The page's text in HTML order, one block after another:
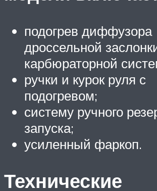
подогрев диффузора
дроссельной
карбюраторной
ручки и курок руля с
подогревом;
систему ручного
запуска;
усиленный фаркоп.
Технические